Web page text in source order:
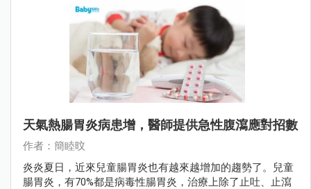
天氣熱腸胃炎病患增，醫師提供急性腹瀉應對招數
作者：簡睦旼
炎炎夏日，近來兒童腸胃炎也有越來越增加的趨勢了。兒童
腸胃炎，有70%都是病毒性腸胃炎，治療上除了止吐、止瀉